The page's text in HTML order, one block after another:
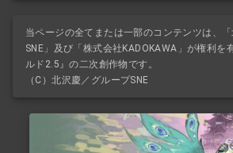
当ページの全てまたは一部のコンテンツは、
SNE」及び「株式会社KADOKAWA」が権利を
ルド2.5』の二次創作物です。
（C）北沢慶／グループSNE